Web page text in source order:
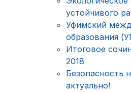
устойчивого
Уфимский
образования
Итоговое
2018
Безопасность
актуально!